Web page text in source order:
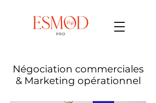
Négociation commerciales
& Marketing opérationnel